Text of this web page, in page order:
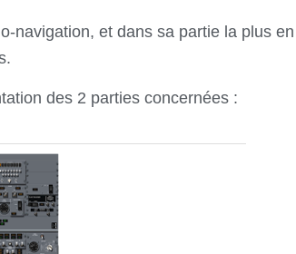
navigation, et dans sa partie la plus en
des 2 parties concernées :